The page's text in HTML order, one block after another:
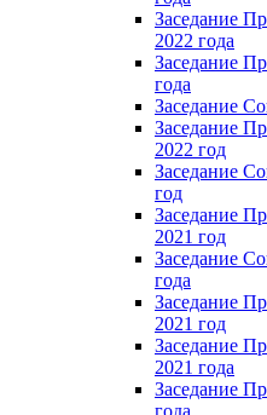
Заседание
2022 года
Заседание
года
Заседание
Заседание
2022 год
Заседание
год
Заседание
2021 год
Заседание
года
Заседание
2021 год
Заседание
2021 года
Заседание
года